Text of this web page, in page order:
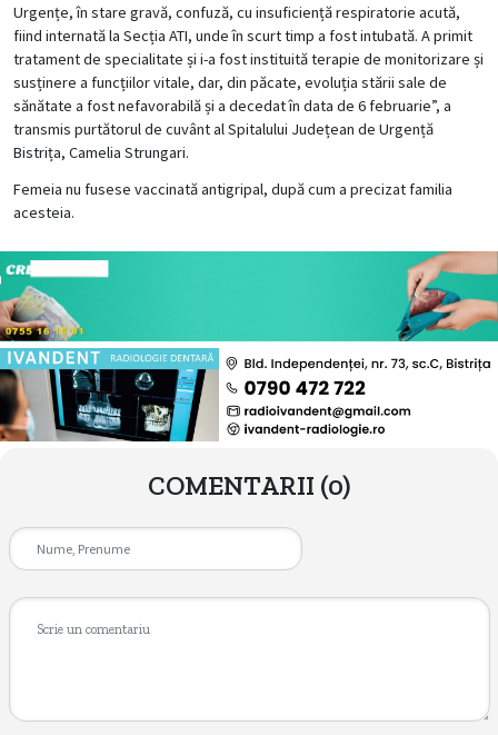
Urgențe, în stare gravă, confuză, cu insuficiență respiratorie acută,
fiind internată la Secția ATI, unde în scurt timp a fost intubată. A primit
tratament de specialitate și i-a fost instituită terapie de monitorizare și
susținere a funcțiilor vitale, dar, din păcate, evoluția stării sale de
sănătate a fost nefavorabilă și a decedat în data de 6 februarie”, a
transmis purtătorul de cuvânt al Spitalului Județean de Urgență
Bistrița, Camelia Strungari.
Femeia nu fusese vaccinată antigripal, după cum a precizat familia
acesteia.
COMENTARII (0)